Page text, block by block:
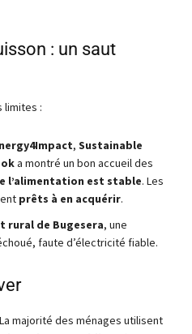
: un saut
limites :
, Sustainable
a montré un bon accueil des
l’alimentation est stable. Les
prêts à en acquérir.
rural de Bugesera, une
faute d’électricité fiable.
majorité des ménages utilisent